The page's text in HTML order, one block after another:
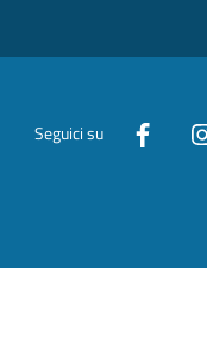
Seguici su